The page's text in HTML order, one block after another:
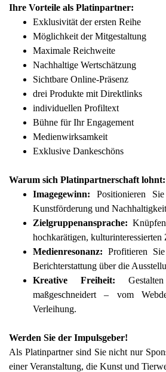
Ihre Vorteile als Platinpartner:
Exklusivität der ersten Reihe
Möglichkeit der Mitgestaltung
Maximale Reichweite
Nachhaltige Wertschätzung
Sichtbare Online-Präsenz
drei Produkte mit Direktlinks
individuellen Profiltext
Bühne für Ihr Engagement
Medienwirksamkeit
Exklusive Dankeschöns
Warum sich Platinpartnerschaft lohnt:
Imagegewinn: Positionieren
Kunstförderung und
Zielgruppenansprache:
hochkarätigen, kulturinteressierten
Medienresonanz: Profitieren
Berichterstattung über die
Kreative Freiheit:
maßgeschneidert – vom
Verleihung.
Werden Sie der Impulsgeber!
Als Platinpartner sind Sie nicht nur
einer Veranstaltung, die Kunst und